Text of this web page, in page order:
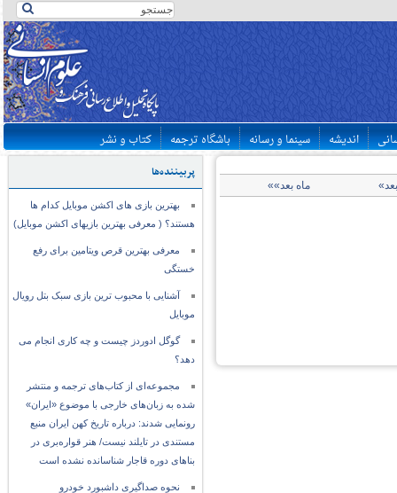
اندیشه سینما و رسانه باشگاه ترجمه کتاب و نشر
پربیننده‌ها
بهترین بازی های اکشن موبایل کدام ها
هستند؟ ( معرفی بهترین بازیهای اکشن موبایل)
معرفی بهترین قرص ویتامین برای رفع
خستگی
آشنایی با محبوب ترین بازی سبک بتل رویال
موبایل
گوگل ادوردز چیست و چه کاری انجام می
دهد؟
مجموعه‌ای از کتاب‌های ترجمه و منتشر
شده به زبان‌های خارجی با موضوع «ایران»
رونمایی شدند: درباره تاریخ کهن ایران منبع
مستندی در تایلند نیست/ هنر قواره‌بری در
بناهای دوره قاجار شناسانده نشده است
نحوه صداگیری داشبورد خودرو
ماه بعد»»